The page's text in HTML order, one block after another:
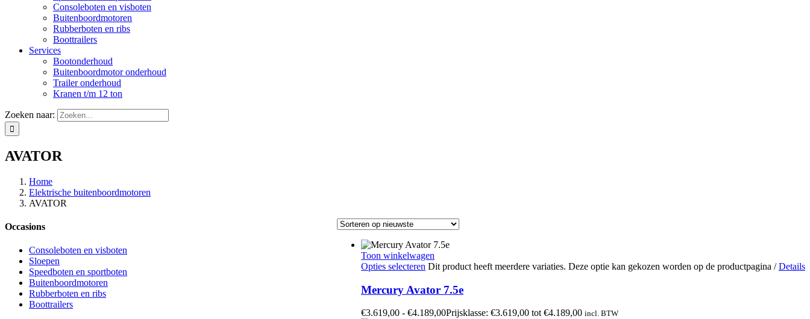
Consoleboten en visboten
Buitenboordmotoren
Rubberboten en ribs
Boottrailers
Services
Bootonderhoud
Buitenboordmotor onderhoud
Trailer onderhoud
Kranen t/m 12 ton
Zoeken naar:
AVATOR
Home
Elektrische buitenboordmotoren
AVATOR
Toon winkelwagen
Opties selecteren Dit product heeft meerdere variaties. Deze optie kan gekozen worden op de productpagina / Details
Mercury Avator 7.5e
€3.619,00 - €4.189,00Prijsklasse: €3.619,00 tot €4.189,00 incl. BTW
Occasions
Consoleboten en visboten
Sloepen
Speedboten en sportboten
Buitenboordmotoren
Rubberboten en ribs
Boottrailers